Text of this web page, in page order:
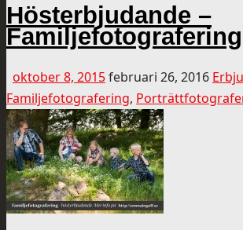
Hösterbjudande –
Familjefotografering
oktober 8, 2015februari 26, 2016
Familjefotografering,